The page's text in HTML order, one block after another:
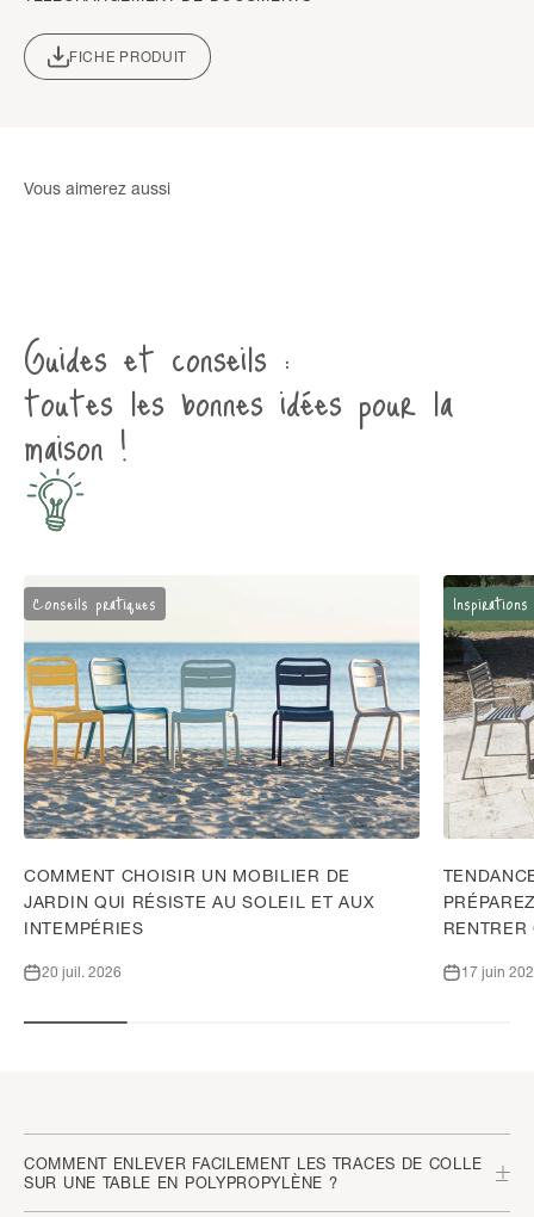
FICHE PRODUIT
Guides et conseils :
toutes les bonnes idées pour la
maison !
Conseils pratiques
COMMENT CHOISIR UN MOBILIER DE
JARDIN QUI RÉSISTE AU SOLEIL ET AUX
INTEMPÉRIES
20 juil. 2026
Inspirations
17 juin
COMMENT ENLEVER FACILEMENT LES TRACES DE COLLE
SUR UNE TABLE EN POLYPROPYLÈNE ?